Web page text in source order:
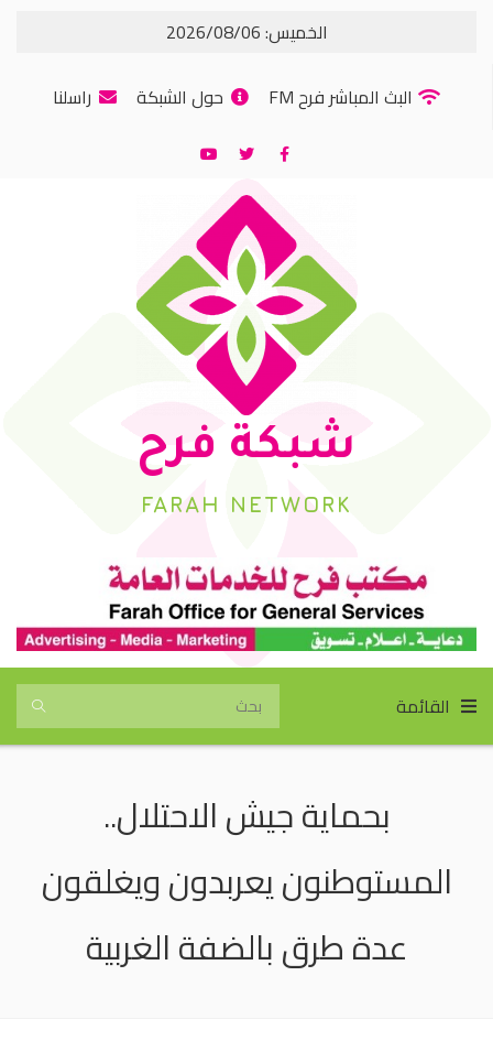
الخميس: 2026/08/06
البث المباشر فرح FM
حول الشبكة راسلنا
شبكة فرح
FARAH NETWORK
القائمة
بحماية جيش الاحتلال..
المستوطنون يعربدون ويغلقون
عدة طرق بالضفة الغربية